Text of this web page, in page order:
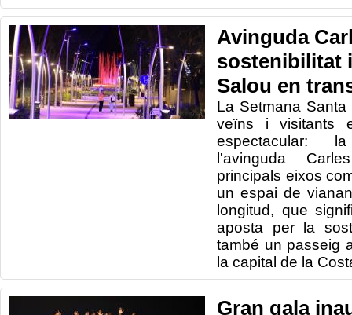
Avinguda
sostenibilitat
Salou en
La Setmana
veïns i visitants
espectacular:
l'avinguda
principals eixos
un espai de
longitud, que
aposta per la
també un passeig
la capital de la
Gran gala